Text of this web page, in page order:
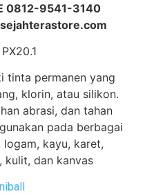
0812-9541-3140
tinta permanen yang
klorin, atau silikon.
abrasi, dan tahan
pada berbagai
kayu, karet,
kulit, dan kanvas